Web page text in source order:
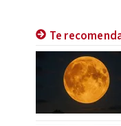
Te